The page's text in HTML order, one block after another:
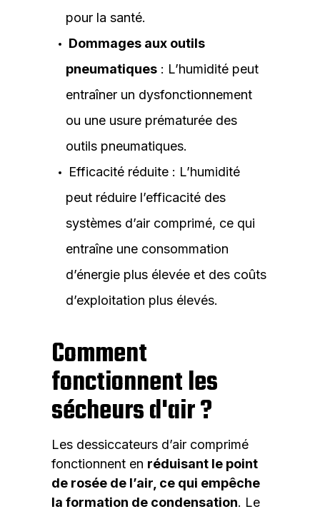
pour la santé.
Dommages aux outils
pneumatiques : L’humidité peut
entraîner un dysfonctionnement
ou une usure prématurée des
outils pneumatiques.
Efficacité réduite : L’humidité
peut réduire l’efficacité des
systèmes d’air comprimé, ce qui
entraîne une consommation
d’énergie plus élevée et des coûts
d’exploitation plus élevés.
Comment
fonctionnent les
sécheurs d'air ?
Les dessiccateurs d’air comprimé
fonctionnent en réduisant le point
de rosée de l’air, ce qui empêche
la formation de condensation. Le